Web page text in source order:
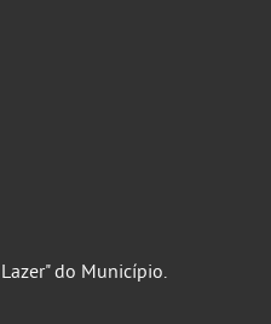
do Município.